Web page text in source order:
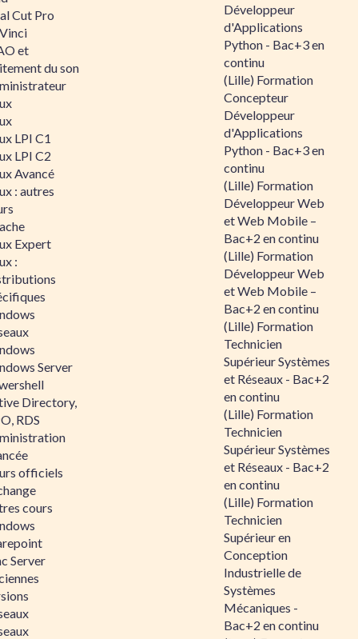
Cut Pro
et
du son
LPI C1
LPI C2
Avancé
: autres
Expert
:
Server
Directory,
RDS
officiels
cours
Server
Développeur
d'Applications
Python - Bac+3 en
continu
(Lille) Formation
Concepteur
Développeur
d'Applications
Python - Bac+3 en
continu
(Lille) Formation
Développeur Web
et Web Mobile –
Bac+2 en continu
(Lille) Formation
Développeur Web
et Web Mobile –
Bac+2 en continu
(Lille) Formation
Technicien
Supérieur Systèmes
et Réseaux - Bac+2
en continu
(Lille) Formation
Technicien
Supérieur Systèmes
et Réseaux - Bac+2
en continu
(Lille) Formation
Technicien
Supérieur en
Conception
Industrielle de
Systèmes
Mécaniques -
Bac+2 en continu